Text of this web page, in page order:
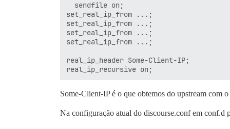
  sendfile on;
set_real_ip_from ...;
set_real_ip_from ...;
set_real_ip_from ...;
set_real_ip_from ...;
real_ip_header Some-Client-IP;
Some-Client-IP é o que obtemos do upstream com
Na configuração atual do discourse.conf em conf.d